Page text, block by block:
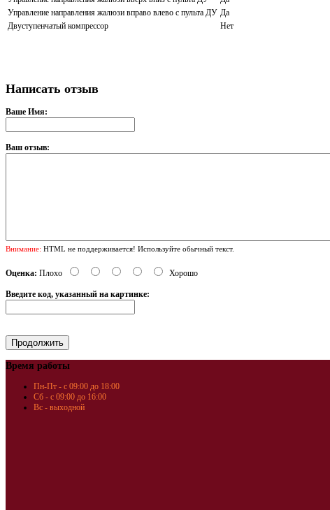
Управление направления жалюзи вправо влево с пульта ДУ Да
Двуступенчатый компрессор
Нет
Написать отзыв
Ваше Имя:
Ваш отзыв:
Внимание: HTML не поддерживается! Используйте обычный текст.
Оценка: Плохо Хорошо
Введите код, указанный на картинке:
Время работы
Пн-Пт - с 09:00 до 18:00
Сб - с 09:00 до 16:00
Вс - выходной